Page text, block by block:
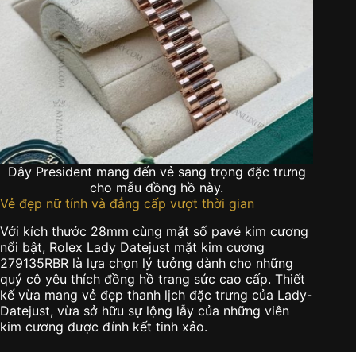
Dây President mang đến vẻ sang trọng đặc trưng
cho mẫu đồng hồ này.
Vẻ đẹp nữ tính và đẳng cấp vượt thời gian
Với kích thước 28mm cùng mặt số pavé kim cương
nổi bật, Rolex Lady Datejust mặt kim cương
279135RBR là lựa chọn lý tưởng dành cho những
quý cô yêu thích đồng hồ trang sức cao cấp. Thiết
kế vừa mang vẻ đẹp thanh lịch đặc trưng của Lady-
Datejust, vừa sở hữu sự lộng lẫy của những viên
kim cương được đính kết tinh xảo.